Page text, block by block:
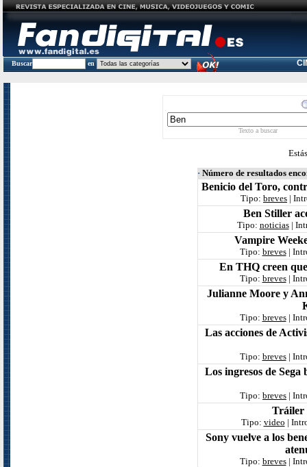
Buscar en
Texto a buscar
· Número de resultados
Benicio del Toro,
Tipo: breves |
Ben Stiller
Tipo: noticias|
Vampire
Tipo: breves|
En THQ creen
Tipo: breves|
Julianne Moore y
Tipo: breves|
Las acciones de
Tipo: breves|
Los ingresos de
Tipo: breves |
Tráiler
Tipo: video |
Sony vuelve a los
Tipo: breves|